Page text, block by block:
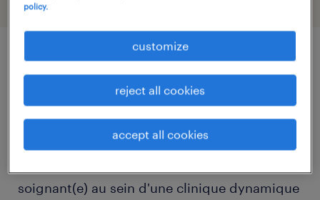
job details
descriptif du poste
soignant(e) au sein d'une clinique dynamique
policy.
customize
reject all cookies
accept all cookies